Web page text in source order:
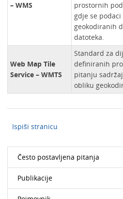
– WMS
prostornih
gdje se
geokodiranih
datoteka.
Web Map Tile
Service – WMTS
Standard za
definiranih
pitanju
obliku
Ispiši stranicu
Često postavljena pitanja
Publikacije